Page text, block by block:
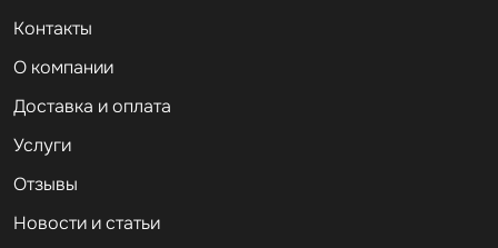
Контакты
О компании
Доставка и оплата
Услуги
Отзывы
Новости и статьи